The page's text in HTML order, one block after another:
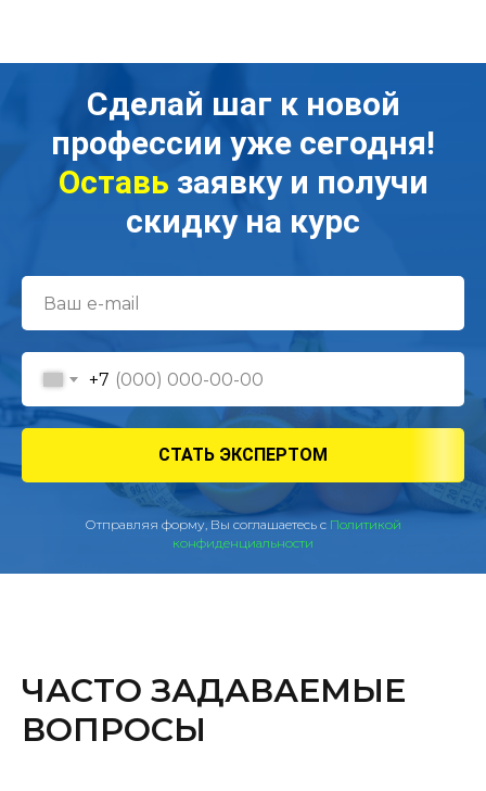
Сделай шаг к новой
профессии уже сегодня!
Оставь заявку и получи
скидку на курс
+7
СТАТЬ ЭКСПЕРТОМ
Отправляя форму, Вы соглашаетесь с Политикой
конфиденциальности
ЧАСТО ЗАДАВАЕМЫЕ
ВОПРОСЫ